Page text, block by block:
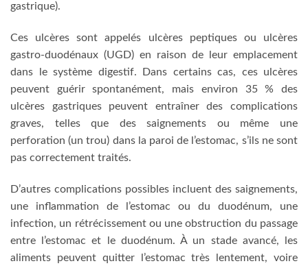
gastrique).
Ces ulcères sont appelés ulcères peptiques ou ulcères
gastro-duodénaux (UGD) en raison de leur emplacement
dans le système digestif. Dans certains cas, ces ulcères
peuvent guérir spontanément, mais environ 35 % des
ulcères gastriques peuvent entraîner des complications
graves, telles que des saignements ou même une
perforation (un trou) dans la paroi de l’estomac, s’ils ne sont
pas correctement traités.
D’autres complications possibles incluent des saignements,
une inflammation de l’estomac ou du duodénum, une
infection, un rétrécissement ou une obstruction du passage
entre l’estomac et le duodénum. À un stade avancé, les
aliments peuvent quitter l’estomac très lentement, voire